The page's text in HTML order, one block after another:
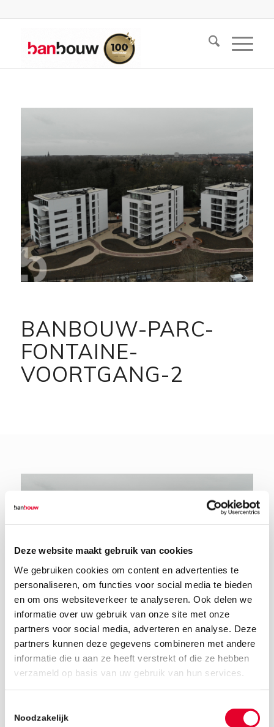
Deze website maakt gebruik van cookies
We gebruiken cookies om content en advertenties te
personaliseren, om functies voor social media te bieden
en om ons websiteverkeer te analyseren. Ook delen we
informatie over uw gebruik van onze site met onze
partners voor social media, adverteren en analyse. Deze
partners kunnen deze gegevens combineren met andere
informatie die u aan ze heeft verstrekt of die ze hebben
verzameld op basis van uw gebruik van hun services.
Noodzakelijk
BANBOUW-PARC-
FONTAINE-
VOORTGANG-2
27 februari 2020